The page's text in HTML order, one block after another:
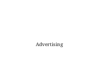
Advertising